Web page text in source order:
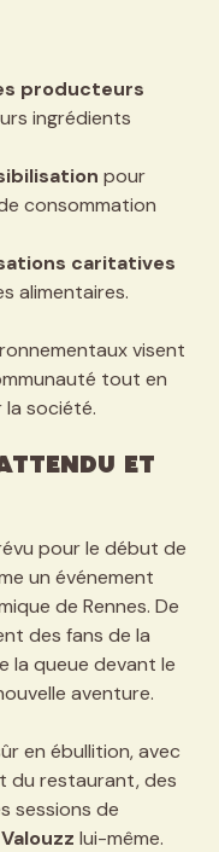
producteurs
ingrédients
pour
consommation
caritatives
alimentaires.
visent
tout en
société.
et
pour le début de
un événement
de Rennes. De
des fans de la
la queue devant le
aventure.
en ébullition, avec
du restaurant, des
sessions de
Valouzz lui-même.